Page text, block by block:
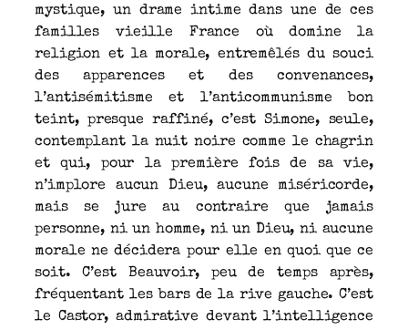
mystique, un drame intime dans une de ces
familles vieille France où domine la
religion et la morale, entremêlés du souci
des apparences et des convenances,
l’antisémitisme et l’anticommunisme bon
teint, presque raffiné, c’est Simone, seule,
contemplant la nuit noire comme le chagrin
et qui, pour la première fois de sa vie,
n’implore aucun Dieu, aucune miséricorde,
mais se jure au contraire que jamais
personne, ni un homme, ni un Dieu, ni aucune
morale ne décidera pour elle en quoi que ce
soit. C’est Beauvoir, peu de temps après,
fréquentant les bars de la rive gauche. C’est
le Castor, admirative devant l’intelligence